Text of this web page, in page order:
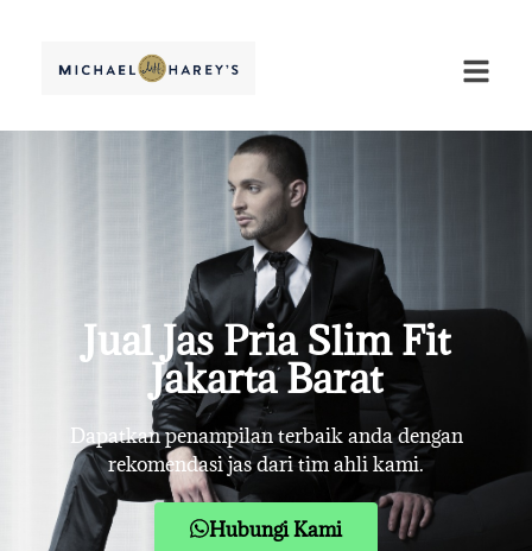
Jual Jas Pria Slim Fit
Jakarta Barat
Dapatkan penampilan terbaik anda dengan
rekomendasi jas dari tim ahli kami.
Hubungi Kami